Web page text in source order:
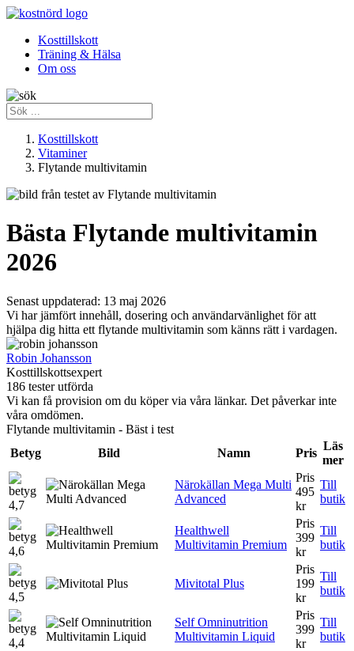
Kosttillskott
Träning & Hälsa
Om oss
Kosttillskott
Vitaminer
Flytande multivitamin
Bästa Flytande multivitamin
2026
Senast uppdaterad: 13 maj 2026
Vi har jämfört innehåll, dosering och användarvänlighet för att
hjälpa dig hitta ett flytande multivitamin som känns rätt i vardagen.
Robin Johansson
Kosttillskottsexpert
186 tester utförda
Vi kan få provision om du köper via våra länkar. Det påverkar inte
våra omdömen.
Flytande multivitamin - Bäst i test
Betyg
Bild Namn Pris
Läs
mer
4,7
Närokällan Mega Multi
Advanced
Pris
495
kr
Till
butik
4,6
Healthwell
Multivitamin Premium
Pris
399
kr
Till
butik
4,5
Mivitotal Plus
Pris
199
kr
Till
butik
4,4
Self Omninutrition
Multivitamin Liquid
Pris
399
kr
Till
butik